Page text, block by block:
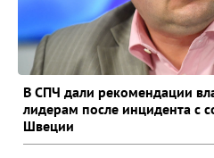
В СПЧ дали рекомендации
лидерам после инцидента с
Швеции